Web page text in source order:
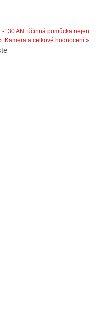
130 AN: účinná pomůcka nejen
Kamera a celkové hodnocení »